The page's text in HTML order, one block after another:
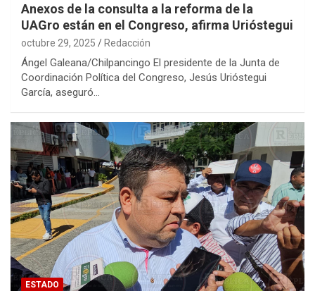
Anexos de la consulta a la reforma de la
UAGro están en el Congreso, afirma Urióstegui
octubre 29, 2025 Redacción
Ángel Galeana/Chilpancingo El presidente de la Junta de
Coordinación Política del Congreso, Jesús Urióstegui
García, aseguró…
ESTADO